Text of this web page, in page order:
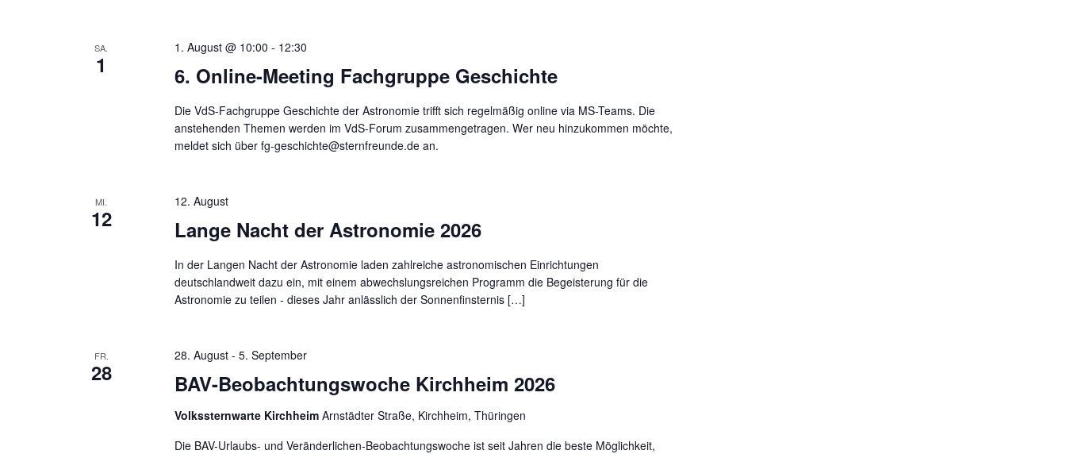
SA.
1 6. Online-Meeting Fachgruppe Geschichte
1. August @ 10:00 - 12:30
Die VdS-Fachgruppe Geschichte der Astronomie trifft sich regelmäßig online via MS-Teams. Die
anstehenden Themen werden im VdS-Forum zusammengetragen. Wer neu hinzukommen möchte,
meldet sich über fg-geschichte@sternfreunde.de an.
MI.
12 Lange Nacht der Astronomie 2026
12. August
In der Langen Nacht der Astronomie laden zahlreiche astronomischen Einrichtungen
deutschlandweit dazu ein, mit einem abwechslungsreichen Programm die Begeisterung für die
Astronomie zu teilen - dieses Jahr anlässlich der Sonnenfinsternis […]
FR.
28 BAV-Beobachtungswoche Kirchheim 2026
28. August- 5. September
Volkssternwarte Kirchheim Arnstädter Straße, Kirchheim, Thüringen
Die BAV-Urlaubs- und Veränderlichen-Beobachtungswoche ist seit Jahren die beste Möglichkeit,